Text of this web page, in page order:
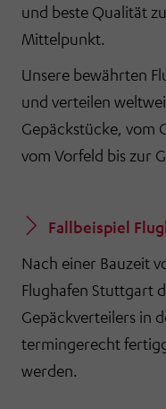
und beste Qualität
Mittelpunkt.
Unsere bewährten
und verteilen
Gepäckstücke, vom
vom Vorfeld bis zur
Fallbeispiel
Nach einer Bauzeit
Flughafen Stuttgart
Gepäckverteilers in
termingerecht
werden.